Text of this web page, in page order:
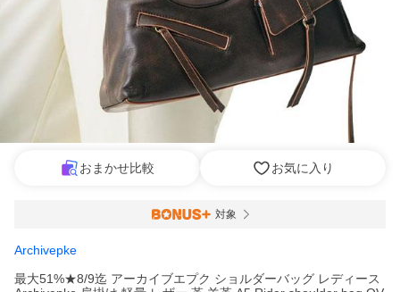
おまかせ比較 お気に入り
対象
Archivepke
最大51%★8/9迄 アーカイブエプク ショルダーバッグ レディース